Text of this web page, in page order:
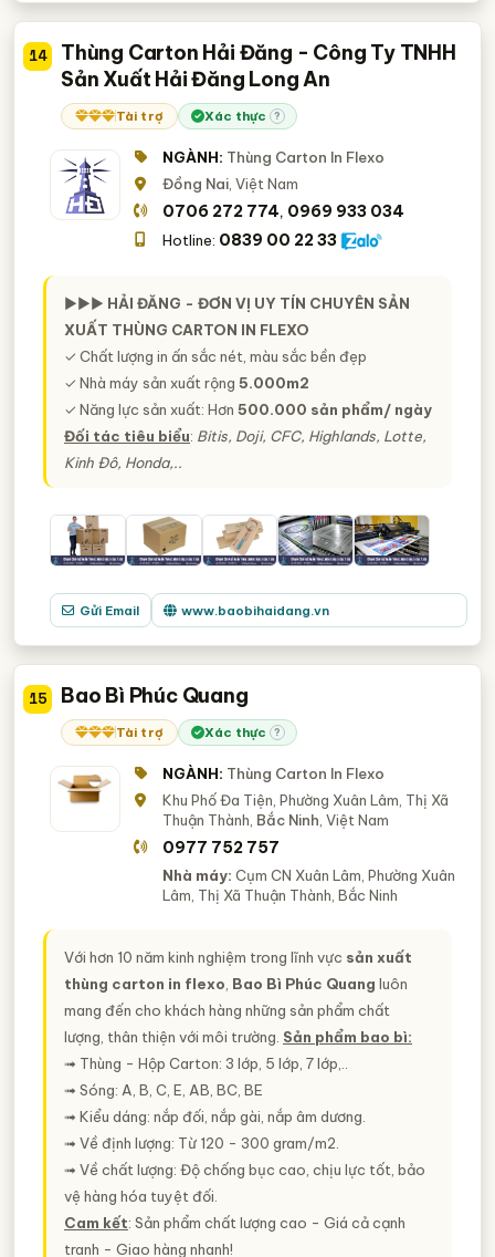
14
Thùng Carton Hải Đăng - Công Ty TNHH
Sản Xuất Hải Đăng Long An
Tài trợ Xác thực ?
NGÀNH: Thùng Carton In Flexo
Đồng Nai , Việt Nam
0706 272 774, 0969 933 034
Hotline: 0839 00 22 33
►►► HẢI ĐĂNG - ĐƠN VỊ UY TÍN CHUYÊN SẢN
XUẤT THÙNG CARTON IN FLEXO
✓ Chất lượng in ấn sắc nét, màu sắc bền đẹp
✓ Nhà máy sản xuất rộng 5.000m2
✓ Năng lực sản xuất: Hơn 500.000 sản phẩm/ ngày
Đối tác tiêu biểu: Bitis, Doji, CFC, Highlands, Lotte,
Kinh Đô, Honda,..
Gửi Email www.baobihaidang.vn
15 Bao Bì Phúc Quang
Tài trợ Xác thực ?
NGÀNH: Thùng Carton In Flexo
Khu Phố Đa Tiện, Phường Xuân Lâm, Thị Xã
Thuận Thành, Bắc Ninh , Việt Nam
0977 752 757
Nhà máy: Cụm CN Xuân Lâm, Phường Xuân
Lâm, Thị Xã Thuận Thành, Bắc Ninh
Với hơn 10 năm kinh nghiệm trong lĩnh vực sản xuất
thùng carton in flexo Bao Bì Phúc Quang luôn
mang đến cho khách hàng những sản phẩm chất
lượng, thân thiện với môi trường. Sản phẩm bao bì:
➟ Thùng - Hộp Carton: 3 lớp, 5 lớp, 7 lớp,..
➟ Sóng: A, B, C, E, AB, BC, BE
➟ Kiểu dáng: nắp đối, nắp gài, nắp âm dương.
➟ Về định lượng: Từ 120 - 300 gram/m2.
➟ Về chất lượng: Độ chống bục cao, chịu lực tốt, bảo
vệ hàng hóa tuyệt đối.
Cam kết: Sản phẩm chất lượng cao - Giá cả cạnh
tranh - Giao hàng nhanh!